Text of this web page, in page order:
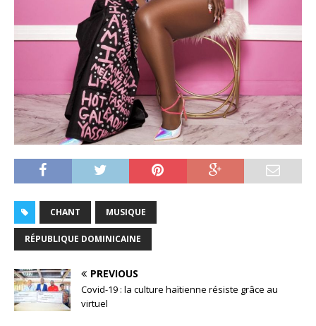
CHANT MUSIQUE
RÉPUBLIQUE DOMINICAINE
PREVIOUS
Covid-19 : la culture haïtienne résiste grâce au
virtuel